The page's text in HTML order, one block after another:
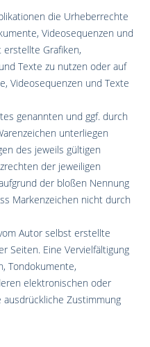
die Urheberrechte
Videosequenzen und
erstellte Grafiken,
Texte zu nutzen oder auf
Videosequenzen und Texte
genannten und ggf. durch
unterliegen
des jeweils gültigen
der jeweiligen
der bloßen Nennung
Markenzeichen nicht durch
Autor selbst erstellte
Seiten. Eine Vervielfältigung
Tondokumente,
elektronischen oder
Zustimmung